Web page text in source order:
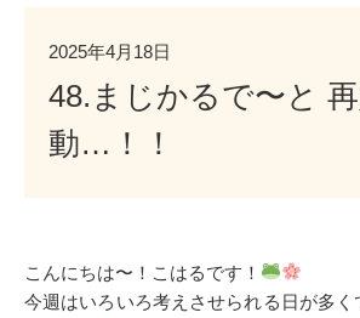
2025年4月18日
48.まじかるで〜と
動…！！
こんにちは〜！こはるです！
今週はいろいろ考えさせられる日が多